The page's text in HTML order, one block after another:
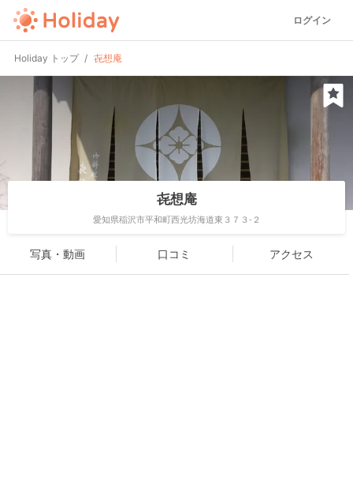
ログイン
Holiday トップ 㐂想庵
㐂想庵
愛知県稲沢市平和町西光坊海道東３７３-２
写真・動画 口コミ アクセス